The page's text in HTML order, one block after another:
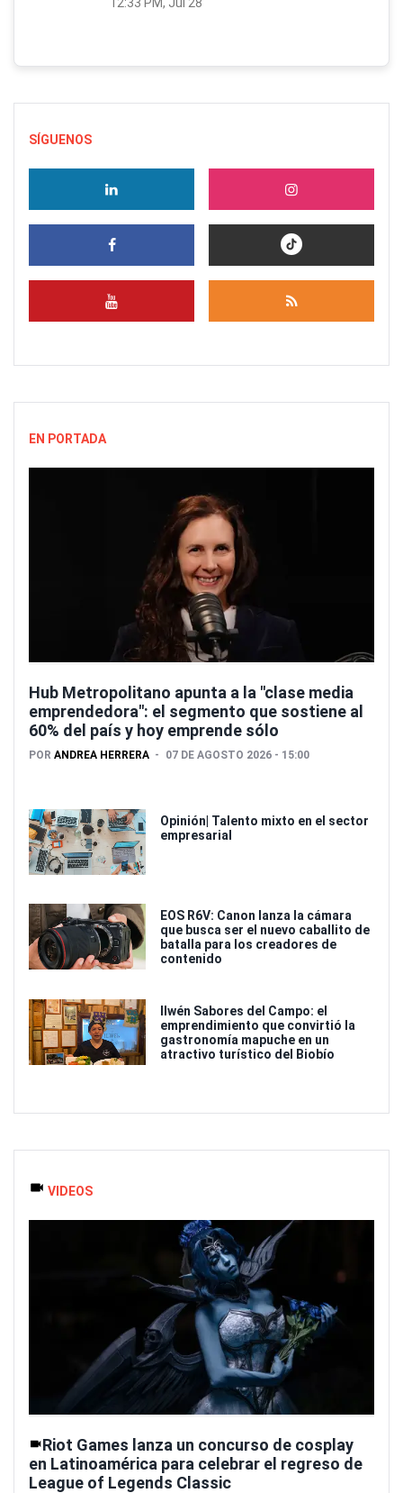
12:33 PM, Jul 28
SÍGUENOS
EN PORTADA
Hub Metropolitano apunta a la "clase media
emprendedora": el segmento que sostiene al
60% del país y hoy emprende sólo
POR ANDREA HERRERA 07 DE AGOSTO 2026 - 15:00
Opinión| Talento mixto en el sector
empresarial
EOS R6V: Canon lanza la cámara
que busca ser el nuevo caballito de
batalla para los creadores de
contenido
Ilwén Sabores del Campo: el
emprendimiento que convirtió la
gastronomía mapuche en un
atractivo turístico del Biobío
VIDEOS
Riot Games lanza un concurso de cosplay
en Latinoamérica para celebrar el regreso de
League of Legends Classic